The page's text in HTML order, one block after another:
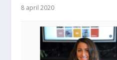
8 april 2020